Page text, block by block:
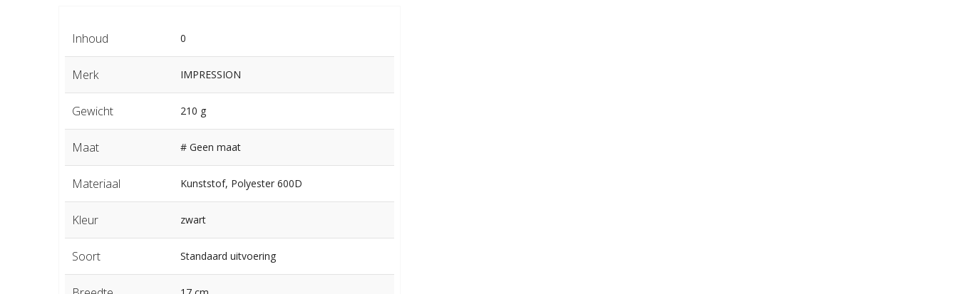
Inhoud 0
Merk IMPRESSION
Gewicht 210 g
Maat # Geen maat
Materiaal Kunststof, Polyester 600D
Kleur zwart
Soort Standaard uitvoering